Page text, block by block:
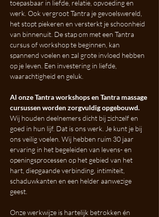
toepasbaar in liefde, relatie, opvoeding en
werk. Ook vergroot Tantra je gevoelswereld,
het stopt piekeren en versterkt je schoonheid
van binnenuit. De stap om met een Tantra
cursus of workshop te beginnen, kan
spannend voelen en zal grote invloed hebben
op je leven. Een investering in liefde,
waarachtigheid en geluk.
Al onze Tantra workshops en Tantra massage
cursussen worden zorgvuldig opgebouwd.
Wij houden deelnemers dicht bij zichzelf en
goed in hun lijf. Dat is ons werk. Je kunt je bij
ons veilig voelen. Wij hebben ruim 30 jaar
ervaring in het begeleiden van levens- en
openingsprocessen op het gebied van het
hart, diepgaande verbinding, intimiteit,
schaduwkanten en een helder aanwezige
geest.
Onze werkwijze is hartelijk betrokken én